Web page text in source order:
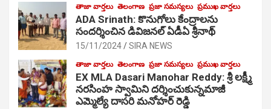
తాజా వార్తలు తెలంగాణ ప్రజా సమస్యలు ప్రముఖ వార్తలు
ADA Srinath: కొనుగోలు కేంద్రాల‌ను
సంద‌ర్శించిన డివిజనల్ ఏడీఏ శ్రీనాథ్
15/11/2024 SIRA NEWS
తాజా వార్తలు తెలంగాణ ప్రజా సమస్యలు ప్రముఖ వార్తలు
EX MLA Dasari Manohar Reddy: శ్రీ లక్ష్మీ
నరసింహ స్వామిని దర్శించుకున్నమాజీ
ఎమ్మెల్యే దాసరి మనోహర్ రెడ్డి